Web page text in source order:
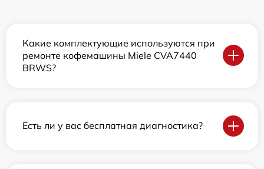
Какие комплектующие используются при
ремонте кофемашины Miele CVA7440
BRWS?
Есть ли у вас бесплатная диагностика?